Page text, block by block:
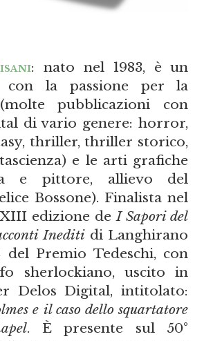
: nato nel 1983, è un
con la passione per la
pubblicazioni con
di vario genere: horror,
thriller, thriller storico,
e le arti grafiche
e pittore, allievo del
Bossone). Finalista nel
XIII edizione deI Sapori del
Ineditidi Langhirano
del Premio Tedeschi, con
sherlockiano, uscito in
Delos Digital, intitolato:
e il caso dello squartatore
. È presente sul 50°